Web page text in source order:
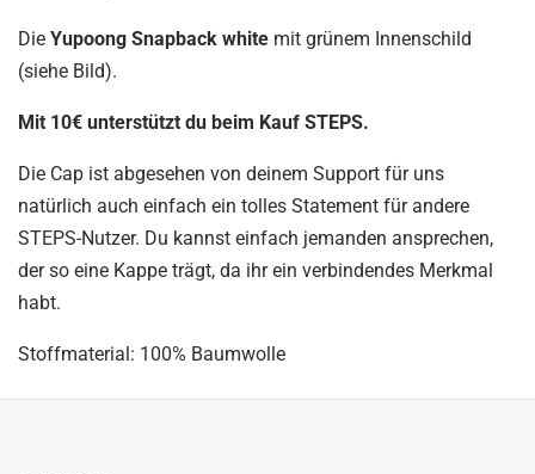
Die Yupoong Snapback white mit grünem Innenschild
(siehe Bild).
Mit 10€ unterstützt du beim Kauf STEPS.
Die Cap ist abgesehen von deinem Support für uns
natürlich auch einfach ein tolles Statement für andere
STEPS-Nutzer. Du kannst einfach jemanden ansprechen,
der so eine Kappe trägt, da ihr ein verbindendes Merkmal
habt.
Stoffmaterial: 100% Baumwolle